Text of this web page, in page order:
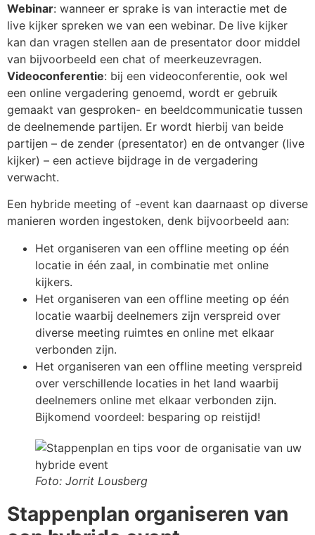
Webinar: wanneer er sprake is van interactie met de
live kijker spreken we van een webinar. De live kijker
kan dan vragen stellen aan de presentator door middel
van bijvoorbeeld een chat of meerkeuzevragen.
Videoconferentie: bij een videoconferentie, ook wel
een online vergadering genoemd, wordt er gebruik
gemaakt van gesproken- en beeldcommunicatie tussen
de deelnemende partijen. Er wordt hierbij van beide
partijen – de zender (presentator) en de ontvanger (live
kijker) – een actieve bijdrage in de vergadering
verwacht.
Een hybride meeting of -event kan daarnaast op diverse
manieren worden ingestoken, denk bijvoorbeeld aan:
Het organiseren van een offline meeting op één
locatie in één zaal, in combinatie met online
kijkers.
Het organiseren van een offline meeting op één
locatie waarbij deelnemers zijn verspreid over
diverse meeting ruimtes en online met elkaar
verbonden zijn.
Het organiseren van een offline meeting verspreid
over verschillende locaties in het land waarbij
deelnemers online met elkaar verbonden zijn.
Bijkomend voordeel: besparing op reistijd!
Foto: Jorrit Lousberg
Stappenplan organiseren van